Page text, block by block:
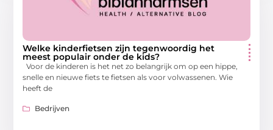
Welke kinderfietsen zijn tegenwoordig het
meest populair onder de kids?
Voor de kinderen is het net zo belangrijk om op een hippe,
snelle en nieuwe fiets te fietsen als voor volwassenen. Wie
heeft de
Bedrijven